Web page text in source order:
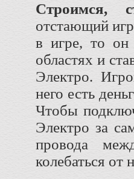
Строимся,
отстающий
в игре, то он
областях и
Электро.
него есть
Чтобы
Электро за
провода
колебаться от